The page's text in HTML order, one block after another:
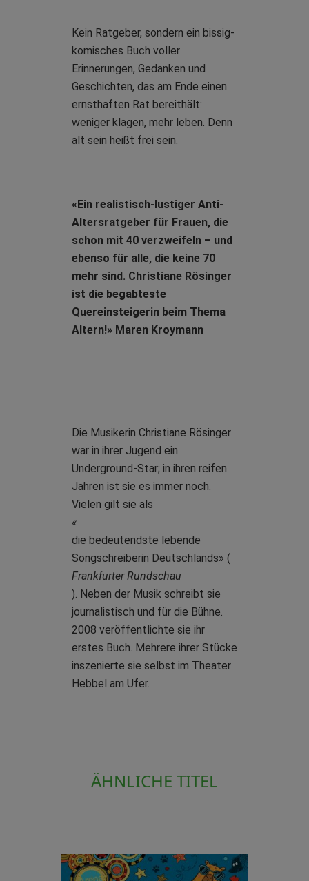
Kein Ratgeber, sondern ein bissig-
komisches Buch voller
Erinnerungen, Gedanken und
Geschichten, das am Ende einen
ernsthaften Rat bereithält:
weniger klagen, mehr leben. Denn
alt sein heißt frei sein.
«Ein realistisch-lustiger Anti-
Altersratgeber für Frauen, die
schon mit 40 verzweifeln – und
ebenso für alle, die keine 70
mehr sind. Christiane Rösinger
ist die begabteste
Quereinsteigerin beim Thema
Altern!» Maren Kroymann
Die Musikerin Christiane Rösinger
war in ihrer Jugend ein
Underground-Star; in ihren reifen
Jahren ist sie es immer noch.
Vielen gilt sie als
«
die bedeutendste lebende
Songschreiberin Deutschlands» (
Frankfurter Rundschau
). Neben der Musik schreibt sie
journalistisch und für die Bühne.
2008 veröffentlichte sie ihr
erstes Buch. Mehrere ihrer Stücke
inszenierte sie selbst im Theater
Hebbel am Ufer.
ÄHNLICHE TITEL